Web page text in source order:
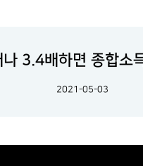
3.4배하면 종합소
2021-05-03